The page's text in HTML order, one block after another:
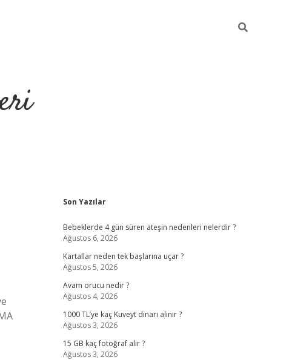
Sidebar
Son Yazılar
Bebeklerde 4 gün süren ateşin nedenleri nelerdir ?
Ağustos 6, 2026
Kartallar neden tek başlarına uçar ?
Ağustos 5, 2026
Avam orucu nedir ?
Ağustos 4, 2026
1000 TL’ye kaç Kuveyt dinarı alınır ?
Ağustos 3, 2026
15 GB kaç fotoğraf alır ?
Ağustos 3, 2026